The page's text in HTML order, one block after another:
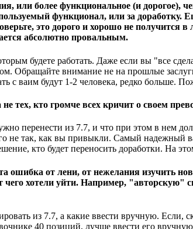
или более функциональное (и дорогое),
функционал, или за
это дорого и хорошо не
абсолютно провальным.
будете работать. Даже если вы "все
Обращайте внимание не на прошлые
с ваим будут 1-2 человека, редко больше.
тех, кто громче всех кричит о своем
перенести из 7.7, и что при этом в нем
не так, как вы привыкли. Самый надежный
кто будет переносить доработки. На
от лени, от нежелания изучить
хотели уйти. Например, "авторскую"
из 7.7, а какие ввести вручную. Если,
40 позиций, лучше ввести его